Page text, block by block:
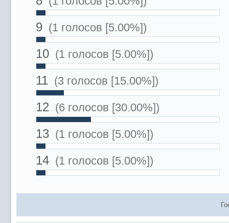
9 (1 голосов [5.00%])
10 (1 голосов [5.00%])
11 (3 голосов [15.00%])
12 (6 голосов [30.00%])
13 (1 голосов [5.00%])
14 (1 голосов [5.00%])